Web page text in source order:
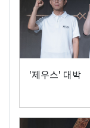
'제우스' 대박